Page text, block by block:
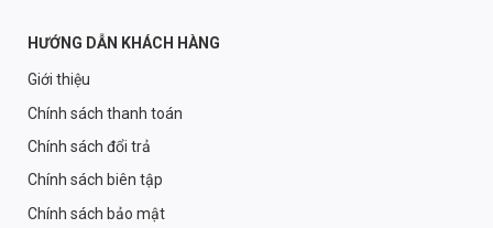
HƯỚNG DẪN KHÁCH HÀNG
Giới thiệu
Chính sách thanh toán
Chính sách đổi trả
Chính sách biên tập
Chính sách bảo mật